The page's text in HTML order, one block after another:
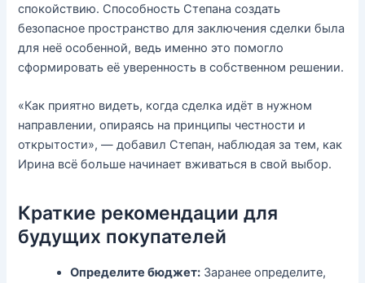
спокойствию. Способность Степана создать
безопасное пространство для заключения сделки была
для неё особенной, ведь именно это помогло
сформировать её уверенность в собственном решении.
«Как приятно видеть, когда сделка идёт в нужном
направлении, опираясь на принципы честности и
открытости», — добавил Степан, наблюдая за тем, как
Ирина всё больше начинает вживаться в свой выбор.
Краткие рекомендации для
будущих покупателей
Определите бюджет: Заранее определите,